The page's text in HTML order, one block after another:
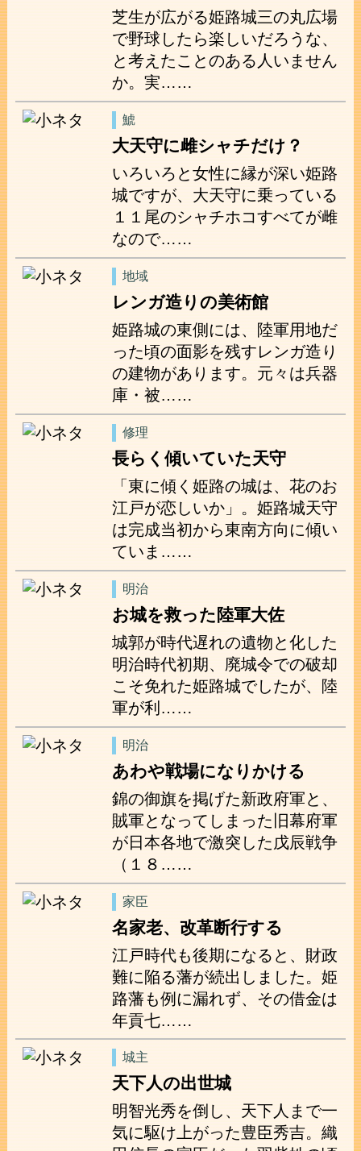
芝生が広がる姫路城三の丸広場
で野球したら楽しいだろうな、
と考えたことのある人いません
か。実……
鯱
大天守に雌シャチだけ？
いろいろと女性に縁が深い姫路
城ですが、大天守に乗っている
１１尾のシャチホコすべてが雌
なので……
地域
レンガ造りの美術館
姫路城の東側には、陸軍用地だ
った頃の面影を残すレンガ造り
の建物があります。元々は兵器
庫・被……
修理
長らく傾いていた天守
「東に傾く姫路の城は、花のお
江戸が恋しいか」。姫路城天守
は完成当初から東南方向に傾い
ていま……
明治
お城を救った陸軍大佐
城郭が時代遅れの遺物と化した
明治時代初期、廃城令での破却
こそ免れた姫路城でしたが、陸
軍が利……
明治
あわや戦場になりかける
錦の御旗を掲げた新政府軍と、
賊軍となってしまった旧幕府軍
が日本各地で激突した戊辰戦争
（１８……
家臣
名家老、改革断行する
江戸時代も後期になると、財政
難に陥る藩が続出しました。姫
路藩も例に漏れず、その借金は
年貢七……
城主
天下人の出世城
明智光秀を倒し、天下人まで一
気に駆け上がった豊臣秀吉。織